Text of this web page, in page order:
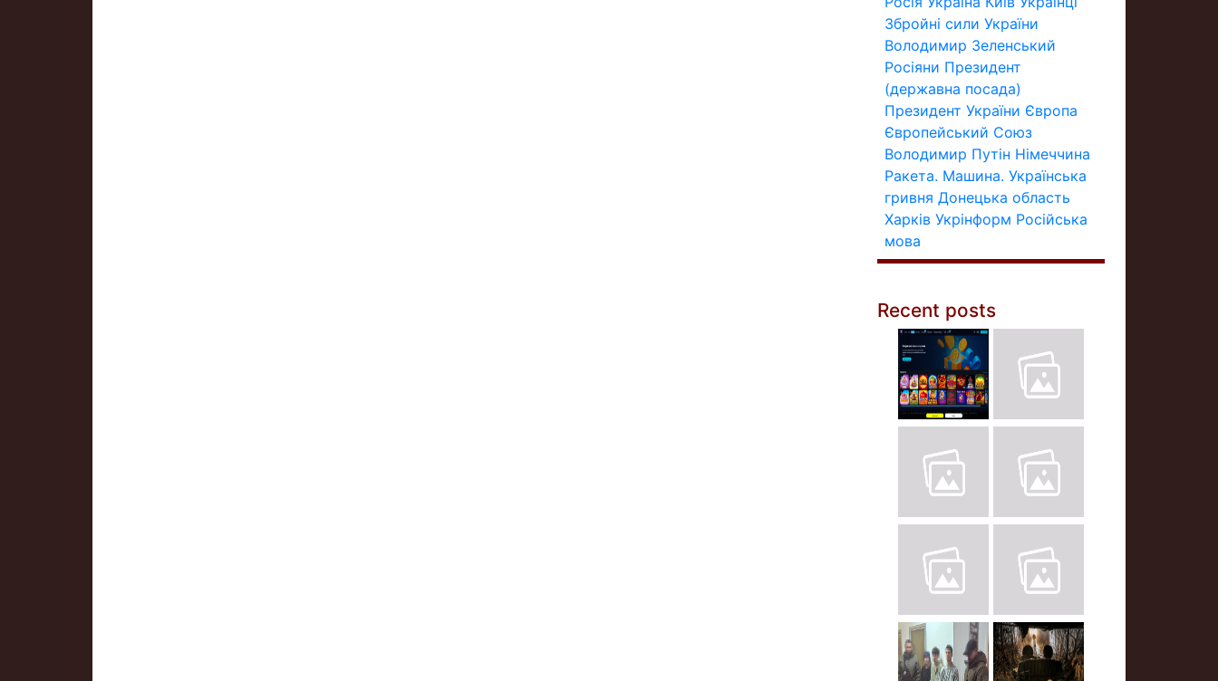
Збройні сили України
Володимир Зеленський
Росіяни Президент
(державна посада)
Президент України Європа
Європейський Союз
Володимир Путін Німеччина
Ракета. Машина. Українська
гривня Донецька область
Харків Укрінформ Російська
мова
Recent posts